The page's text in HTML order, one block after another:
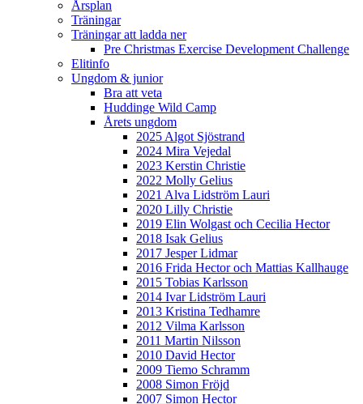
Årsplan
Träningar
Träningar att ladda ner
Pre Christmas Exercise Development Challenge
Elitinfo
Ungdom & junior
Bra att veta
Huddinge Wild Camp
Årets ungdom
2025 Algot Sjöstrand
2024 Mira Vejedal
2023 Kerstin Christie
2022 Molly Gelius
2021 Alva Lidström Lauri
2020 Lilly Christie
2019 Elin Wolgast och Cecilia Hector
2018 Isak Gelius
2017 Jesper Lidmar
2016 Frida Hector och Mattias Kallhauge
2015 Tobias Karlsson
2014 Ivar Lidström Lauri
2013 Kristina Tedhamre
2012 Vilma Karlsson
2011 Martin Nilsson
2010 David Hector
2009 Tiemo Schramm
2008 Simon Fröjd
2007 Simon Hector